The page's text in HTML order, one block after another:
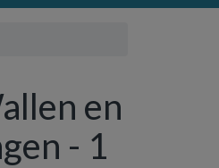
en
- 1